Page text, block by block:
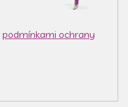
podmínkami ochrany